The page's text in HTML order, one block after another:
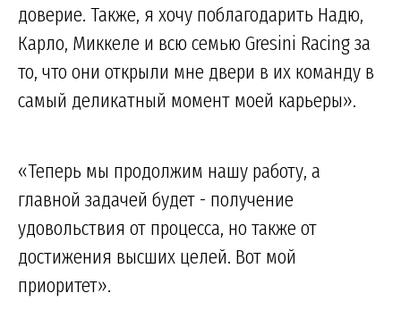
доверие. Также, я хочу поблагодарить Надю,
Карло, Миккеле и всю семью Gresini Racing за
то, что они открыли мне двери в их команду в
самый деликатный момент моей карьеры».
«Теперь мы продолжим нашу работу, а
главной задачей будет - получение
удовольствия от процесса, но также от
достижения высших целей. Вот мой
приоритет».